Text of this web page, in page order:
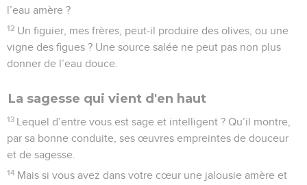
l’eau amère ?
12 Un figuier, mes frères, peut-il produire des olives, ou une
vigne des figues ? Une source salée ne peut pas non plus
donner de l’eau douce.
La sagesse qui vient d'en haut
13 Lequel d’entre vous est sage et intelligent ? Qu’il montre,
par sa bonne conduite, ses œuvres empreintes de douceur
et de sagesse.
14 Mais si vous avez dans votre cœur une jalousie amère et